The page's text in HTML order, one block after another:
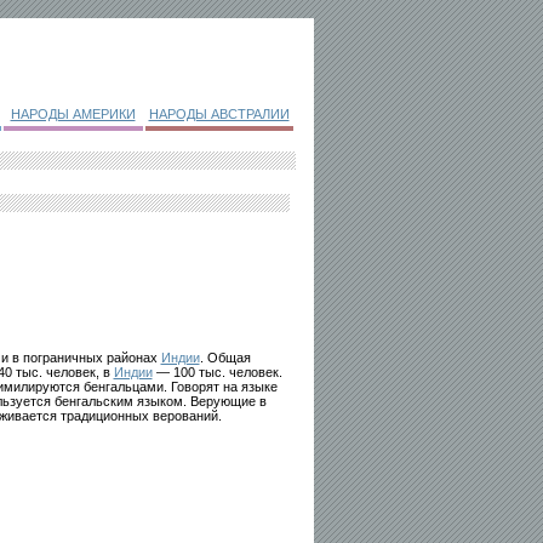
НАРОДЫ АМЕРИКИ НАРОДЫ АВСТРАЛИИ
в пограничных районах Индии. Общая
тыс. человек, в Индии— 100 тыс. человек.
бенгальцами. Говорят на языке
бенгальским языком. Верующие в
традиционных верований.